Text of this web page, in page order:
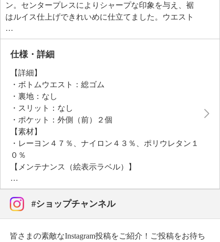
ン。センタープレスによりシャープな印象を与え、裾
はルイス仕上げできれいめに仕立てました。ウエスト
は総ゴム仕様ながら、フロントにはギャザーを寄せ
ず、すっきり感を演出。プルオンタイプでリラックス
感のあるはき心地です。後ろヒップに飾り玉縁ポケッ
仕様・詳細
【詳細】
・ボトムウエスト：総ゴム
・裏地：なし
・スリット：なし
・ポケット：外側（前）２個
【素材】
・レーヨン４７％、ナイロン４３％、ポリウレタン１
０％
【メンテナンス（絵表示ラベル）】
・手洗い：可
・漂白処理：塩素系・酸素系漂白不可
・タンブル乾燥：不可
・自然乾燥：日陰の吊り干し
・ドライクリーニング：石油系ドライクリーニング可
#ショップチャンネル
皆さまの素敵なInstagram投稿をご紹介！ご投稿をお待ち